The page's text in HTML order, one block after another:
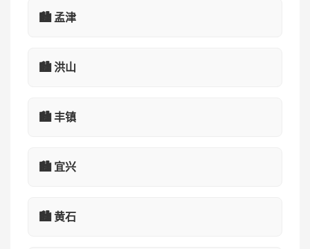
🏙️ 孟津
🏙️ 洪山
🏙️ 丰镇
🏙️ 宜兴
🏙️ 黄石